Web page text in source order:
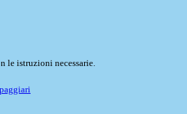
le istruzioni necessarie.